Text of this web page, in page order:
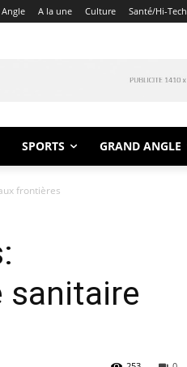
A la une Culture Santé/Hi-Tech
SPORTS GRAND ANGLE
frontières
sanitaire